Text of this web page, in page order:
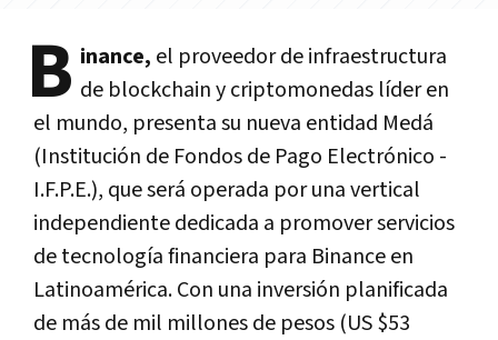
B inance, el proveedor de infraestructura
de blockchain y criptomonedas líder en
el mundo, presenta su nueva entidad Medá
(Institución de Fondos de Pago Electrónico -
I.F.P.E.), que será operada por una vertical
independiente dedicada a promover servicios
de tecnología financiera para Binance en
Latinoamérica. Con una inversión planificada
de más de mil millones de pesos (US $53